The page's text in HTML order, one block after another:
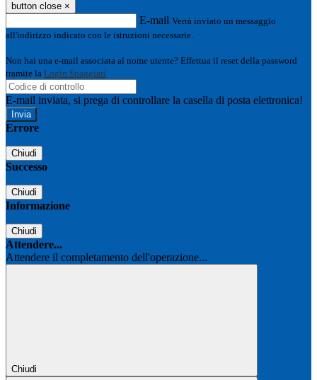
button close ×
E-mail Verrà inviato un messaggio
all'indirizzo indicato con le istruzioni necessarie.
Non hai una e-mail associata al nome utente? Effettua il reset della password
tramite la Login Spaggiari
E-mail inviata, si prega di controllare la casella di posta elettronica!
Errore
Chiudi
Successo
Chiudi
Informazione
Chiudi
Attendere...
Attendere il completamento dell'operazione...
Chiudi